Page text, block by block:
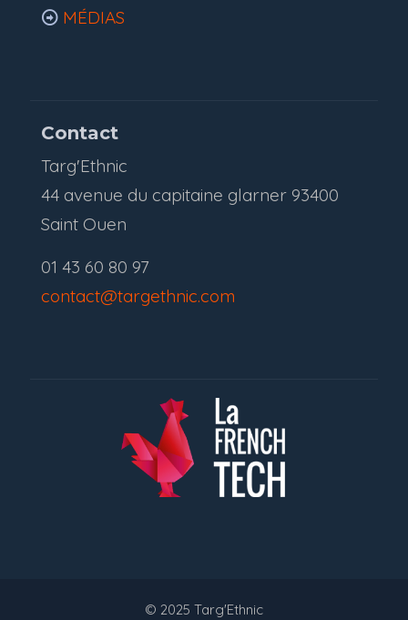
MÉDIAS
Contact
Targ'Ethnic
44 avenue du capitaine glarner 93400
Saint Ouen
01 43 60 80 97
contact@targethnic.com
© 2025 Targ'Ethnic